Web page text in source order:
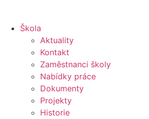
Škola
Aktuality
Kontakt
Zaměstnanci školy
Nabídky práce
Dokumenty
Projekty
Historie